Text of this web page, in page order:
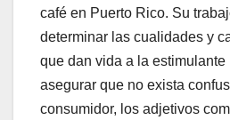
café en Puerto Rico. Su
determinar las cualidades y
que dan vida a la estimulante
asegurar que no exista
consumidor, los adjetivos